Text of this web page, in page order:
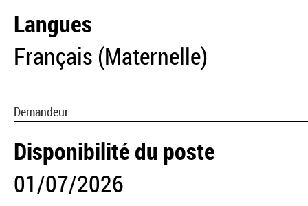
Langues
Français (Maternelle)
Demandeur
Disponibilité du poste
01/07/2026